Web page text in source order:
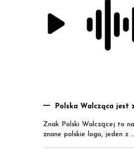
Polska Walcząca jest
Znak Polski Walczącej to
znane polskie logo, jeden z